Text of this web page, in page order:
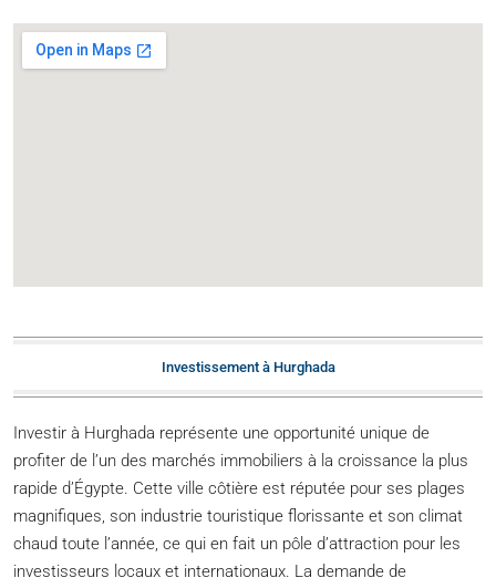
Investissement à Hurghada
Investir à Hurghada représente une opportunité unique de
profiter de l’un des marchés immobiliers à la croissance la plus
rapide d’Égypte. Cette ville côtière est réputée pour ses plages
magnifiques, son industrie touristique florissante et son climat
chaud toute l’année, ce qui en fait un pôle d’attraction pour les
investisseurs locaux et internationaux. La demande de